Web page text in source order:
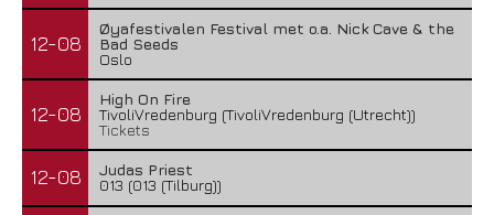
12-08
Øyafestivalen Festival met o.a. Nick Cave & the
Bad Seeds
Oslo
12-08
High On Fire
TivoliVredenburg (TivoliVredenburg (Utrecht))
Tickets
12-08
Judas Priest
013 (013 (Tilburg))